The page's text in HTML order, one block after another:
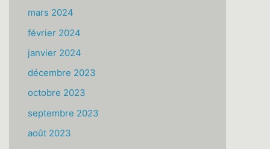
mars 2024
février 2024
janvier 2024
décembre 2023
octobre 2023
septembre 2023
août 2023